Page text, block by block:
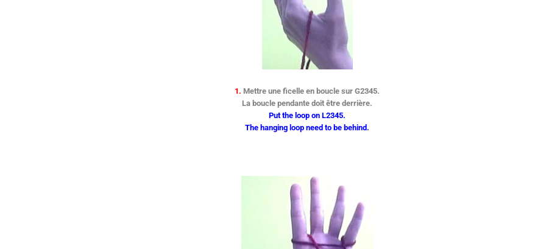
1. Mettre une ficelle en boucle sur G2345.
La boucle pendante doit être derrière.
Put the loop on L2345.
The hanging loop need to be behind.